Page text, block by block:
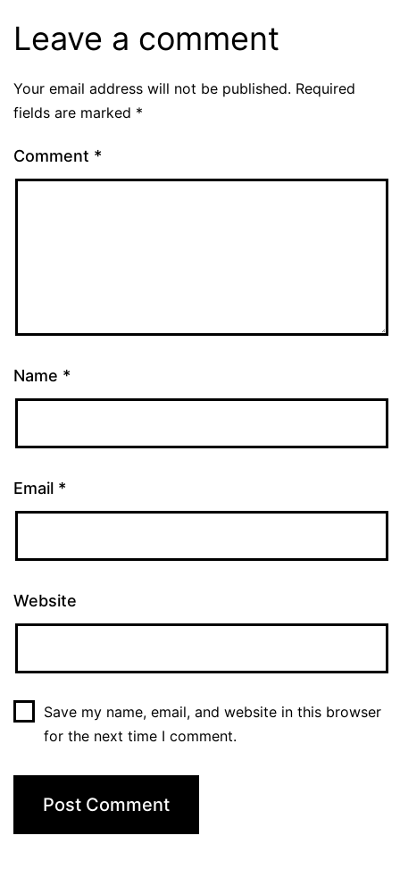
Leave a comment
Your email address will not be published. Required
fields are marked *
Comment *
Name *
Email *
Website
Save my name, email, and website in this browser
for the next time I comment.